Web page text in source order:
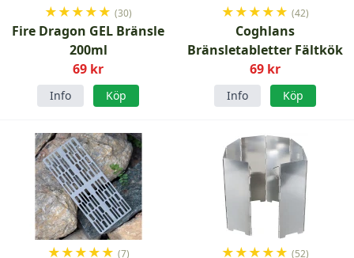
★★★★★ (30)
Fire Dragon GEL Bränsle
200ml
69 kr
Info Köp
★★★★★ (42)
Coghlans
Bränsletabletter Fältkök
69 kr
Info Köp
★★★★★ (7) ★★★★★ (52)